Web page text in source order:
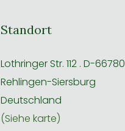
Standort
Lothringer Str. 112 . D-66780
Rehlingen-Siersburg
Deutschland
(Siehe karte)